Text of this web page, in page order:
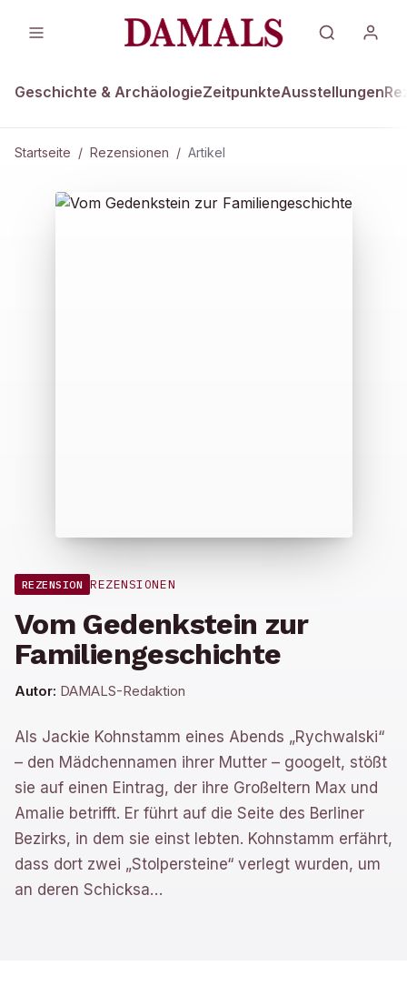
Geschichte & ArchäologieZeitpunkteAusstellungen
Startseite / Rezensionen / Artikel
REZENSION REZENSIONEN
Vom Gedenkstein zur
Familiengeschichte
Autor: DAMALS-Redaktion
Als Jackie Kohnstamm eines Abends „Rychwalski“
– den Mädchennamen ihrer Mutter – googelt, stößt
sie auf einen Eintrag, der ihre Großeltern Max und
Amalie betrifft. Er führt auf die Seite des Berliner
Bezirks, in dem sie einst lebten. Kohnstamm erfährt,
dass dort zwei „Stolpersteine“ verlegt wurden, um
an deren Schicksa…